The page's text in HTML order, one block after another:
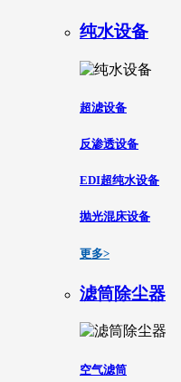
纯水设备
超滤设备
反渗透设备
EDI超纯水设备
抛光混床设备
更多>
滤筒除尘器
空气滤筒